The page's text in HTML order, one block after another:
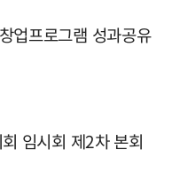
업프로그램 성과공유
임시회 제2차 본회